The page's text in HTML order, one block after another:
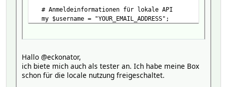
# Hier können Sie den generierten Token speichern
} else {
Log3 $name, 2, "$name: Fehler beim Generieren des
# Anmeldeinformationen für lokale API
my $username = "YOUR_EMAIL_ADDRESS";
my $login_url = "${local_url}login";
my $login_body =
my %login_headers = (
'Content-Type' => 'application/x-www-form-
Hallo @eckonator,
ich biete mich auch als tester an. Ich habe meine Box
schon für die locale nutzung freigeschaltet.